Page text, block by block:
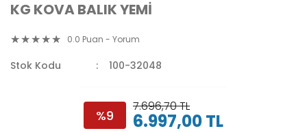
KG KOVA BALIK YEMİ
0.0 Puan - Yorum
Stok Kodu 100-32048
%9
7.696,70 TL
6.997,00 TL